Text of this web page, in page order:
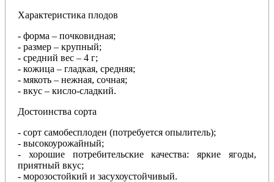
Характеристика плодов
- форма – почковидная;
- размер – крупный;
- средний вес – 4 г;
- кожица – гладкая, средняя;
- мякоть – нежная, сочная;
- вкус – кисло-сладкий.
Достоинства сорта
- сорт самобесплоден (потребуется опылитель);
- высокоурожайный;
- хорошие потребительские качества: яркие ягоды,
приятный вкус;
- морозостойкий и засухоустойчивый.